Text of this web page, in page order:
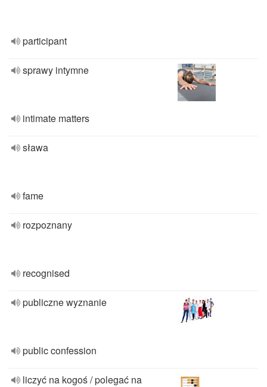
participant
sprawy intymne
intimate matters
sława
fame
rozpoznany
recognised
publiczne wyznanie
public confession
liczyć na kogoś / polegać na